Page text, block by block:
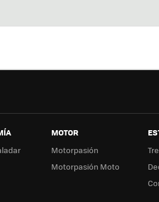
ter
ebo tub agr
MOTOR
Motorpasión
Motorpasión Moto